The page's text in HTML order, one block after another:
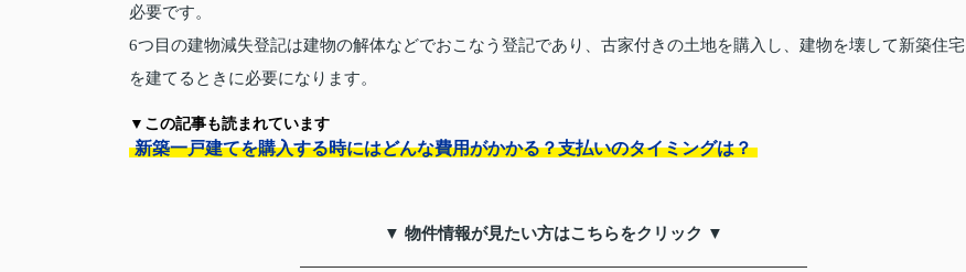
必要です。
6つ目の建物減失登記は建物の解体などでおこなう登記であり、古家付きの土地を購入し、建物を壊して新築住宅
を建てるときに必要になります。
▼この記事も読まれています
新築一戸建てを購入する時にはどんな費用がかかる？支払いのタイミングは？
▼ 物件情報が見たい方はこちらをクリック ▼